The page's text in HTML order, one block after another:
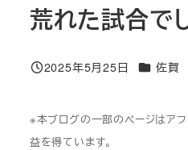
荒れた試合で
投稿日
2025年5月25日 カテゴリ
佐賀
※本ブログの一部のページはアフ
益を得ています。